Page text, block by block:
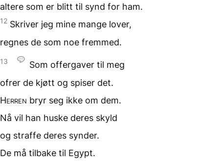
altere som er blitt til synd for ham.
12 Skriver jeg mine mange lover,
regnes de som noe fremmed.
13
Som offergaver til meg
ofrer de kjøtt og spiser det.
Herren bryr seg ikke om dem.
Nå vil han huske deres skyld
og straffe deres synder.
De må tilbake til Egypt.